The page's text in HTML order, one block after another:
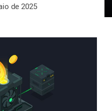
de 2025